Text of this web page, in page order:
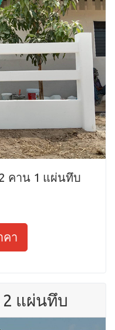
คาน 1 แผ่นทึบ
คา
แผ่นทึบ